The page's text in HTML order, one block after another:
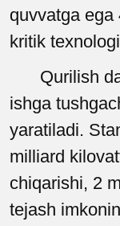
quvvatga ega
kritik
Qurilish
ishga
yaratiladi.
milliard
chiqarishi, 2
tejash